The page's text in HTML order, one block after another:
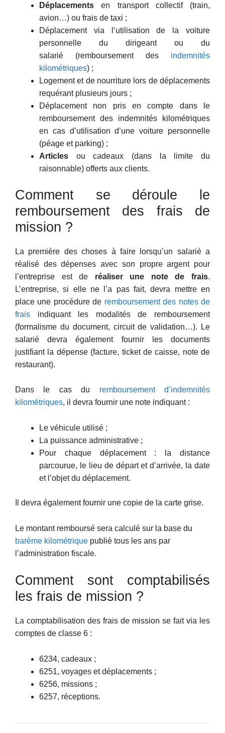
Déplacements en transport collectif (train,
avion…) ou frais de taxi ;
Déplacement via l’utilisation de la voiture
personnelle du dirigeant ou du
salarié (remboursement des indemnités
kilométriques) ;
Logement et de nourriture lors de déplacements
requérant plusieurs jours ;
Déplacement non pris en compte dans le
remboursement des indemnités kilométriques
en cas d’utilisation d’une voiture personnelle
(péage et parking) ;
Articles ou cadeaux (dans la limite du
raisonnable) offerts aux clients.
Comment se déroule le
remboursement des frais de
mission ?
La première des choses à faire lorsqu’un salarié a
réalisé des dépenses avec son propre argent pour
l’entreprise est de réaliser une note de frais.
L’entreprise, si elle ne l’a pas fait, devra mettre en
place une procédure de remboursement des notes de
frais indiquant les modalités de remboursement
(formalisme du document, circuit de validation…). Le
salarié devra également fournir les documents
justifiant la dépense (facture, ticket de caisse, note de
restaurant).
Dans le cas du remboursement d’indemnités
kilométriques, il devra fournir une note indiquant :
Le véhicule utilisé ;
La puissance administrative ;
Pour chaque déplacement : la distance
parcourue, le lieu de départ et d’arrivée, la date
et l’objet du déplacement.
Il devra également fournir une copie de la carte grise.
Le montant remboursé sera calculé sur la base du
barème kilométrique publié tous les ans par
l’administration fiscale.
Comment sont comptabilisés
les frais de mission ?
La comptabilisation des frais de mission se fait via les
comptes de classe 6 :
6234, cadeaux ;
6251, voyages et déplacements ;
6256, missions ;
6257, réceptions.